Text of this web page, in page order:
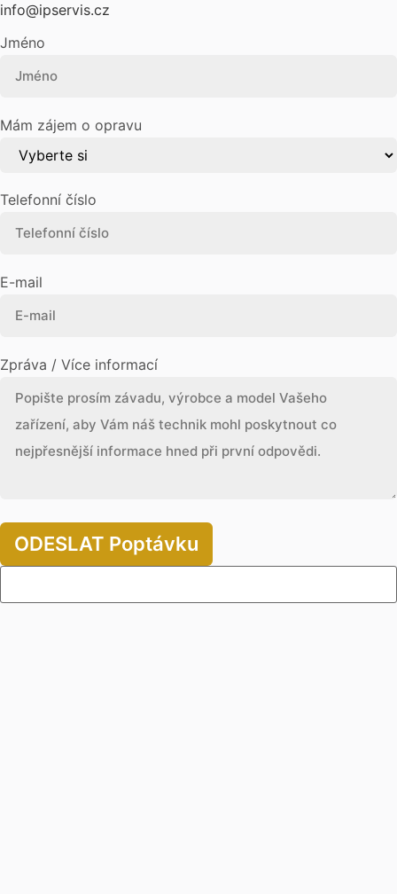
info@ipservis.cz
Jméno
Mám zájem o opravu
Telefonní číslo
E-mail
Zpráva / Více informací
ODESLAT Poptávku